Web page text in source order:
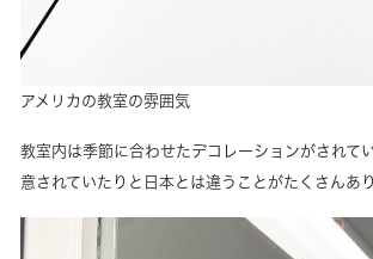
アメリカの教室の雰囲気
教室内は季節に合わせたデコレーションがされて
意されていたりと日本とは違うことがたくさんあり